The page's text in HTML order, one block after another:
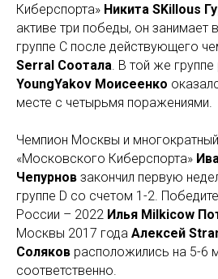
Киберспорта» Никита SKillous
активе три победы, он занимает
группе С после действующего
Serral Соотала . В той же
YoungYakov Моисеенко
месте с четырьмя поражениями.
Чемпион Москвы и
«Московского Киберспорта»
Чепурнов закончил первую
группе D со счетом 1-2.
России – 2022 Илья Milkicow
Москвы 2017 года Алексей
Соляков расположились на 5-6
соответственно.